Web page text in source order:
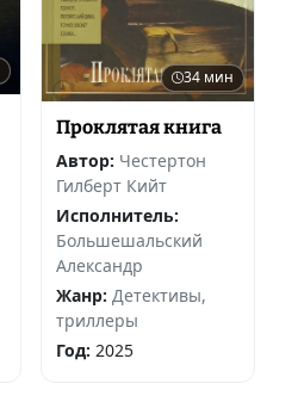
34 мин
Проклятая книга
Автор: Честертон
Гилберт Кийт
Исполнитель:
Большешальский
Александр
Жанр: Детективы,
триллеры
Год: 2025